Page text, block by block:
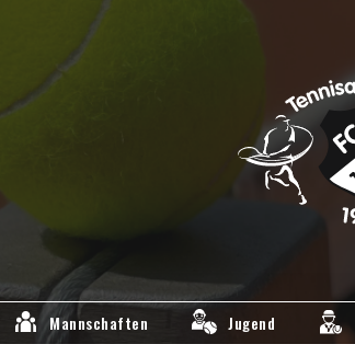
Mannschaften Jugend